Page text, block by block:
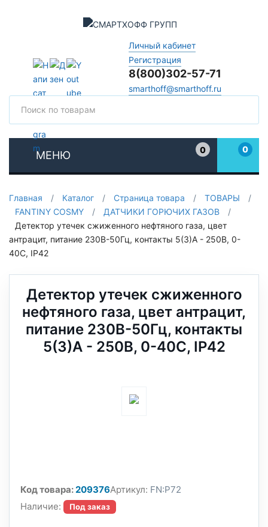
Личный кабинет
Регистрация
8(800)302-57-71
smarthoff@smarthoff.ru
МЕНЮ
0
0
Главная / Каталог / Страница товара / ТОВАРЫ
/
FANTINY COSMY
/ ДАТЧИКИ ГОРЮЧИХ ГАЗОВ
/
Детектор утечек сжиженного нефтяного газа, цвет
антрацит, питание 230В-50Гц, контакты 5(3)A - 250В, 0-
40C, IP42
Детектор утечек сжиженного
нефтяного газа, цвет антрацит,
питание 230В-50Гц, контакты
5(3)A - 250В, 0-40C, IP42
Код товара:209376Артикул: FN:P72
Наличие:
Под заказ